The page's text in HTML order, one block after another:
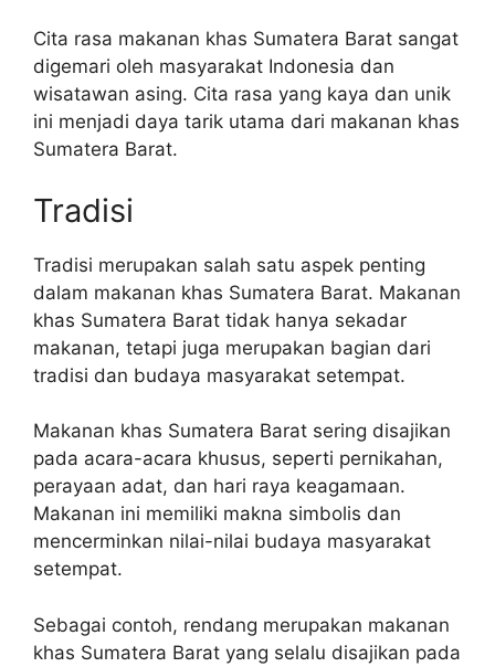
Cita rasa makanan khas Sumatera Barat sangat
digemari oleh masyarakat Indonesia dan
wisatawan asing. Cita rasa yang kaya dan unik
ini menjadi daya tarik utama dari makanan khas
Sumatera Barat.
Tradisi
Tradisi merupakan salah satu aspek penting
dalam makanan khas Sumatera Barat. Makanan
khas Sumatera Barat tidak hanya sekadar
makanan, tetapi juga merupakan bagian dari
tradisi dan budaya masyarakat setempat.
Makanan khas Sumatera Barat sering disajikan
pada acara-acara khusus, seperti pernikahan,
perayaan adat, dan hari raya keagamaan.
Makanan ini memiliki makna simbolis dan
mencerminkan nilai-nilai budaya masyarakat
setempat.
Sebagai contoh, rendang merupakan makanan
khas Sumatera Barat yang selalu disajikan pada